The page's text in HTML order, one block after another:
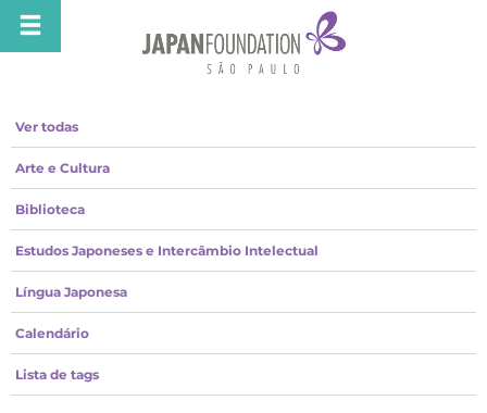
Ver todas
Arte e Cultura
Biblioteca
Estudos Japoneses e Intercâmbio Intelectual
Língua Japonesa
Calendário
Lista de tags